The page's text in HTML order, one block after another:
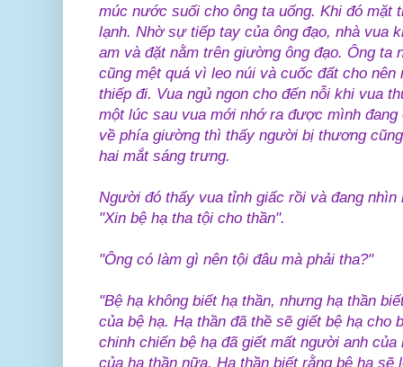
múc nước suối cho ông ta uống. Khi đó mặt
lạnh. Nhờ sự tiếp tay của ông đạo, nhà vua
am và đặt nằm trên giường ông đạo. Ông ta
cũng mệt quá vì leo núi và cuốc đất cho
thiếp đi. Vua ngủ ngon cho đến nỗi khi vua
một lúc sau vua mới nhớ ra được mình
về phía giường thì thấy người bị thương
hai mắt sáng trưng.
Người đó thấy vua tỉnh giấc rồi và đang
"Xin bệ hạ tha tội cho thần".
"Ông có làm gì nên tội đâu mà phải tha?"
"Bệ hạ không biết hạ thần, nhưng hạ thần
của bệ hạ. Hạ thần đã thề sẽ giết bệ hạ
chinh chiến bệ hạ đã giết mất người anh
của hạ thần nữa. Hạ thần biết rằng bệ hạ sẽ